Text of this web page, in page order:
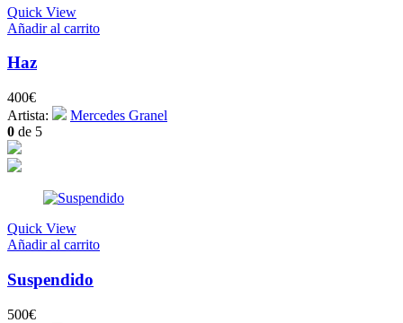
Quick View
Añadir al carrito
Haz
400€
Artista:
Mercedes Granel
0 de 5
Quick View
Añadir al carrito
Suspendido
500€